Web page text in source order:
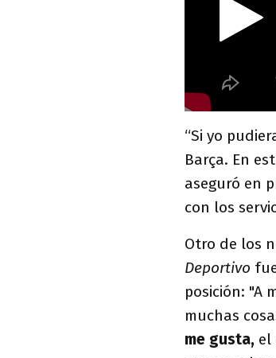
“Si yo
Barça. En
aseguró en
con los
Otro de los
Deportivo
posición: "A
muchas
me gusta, el